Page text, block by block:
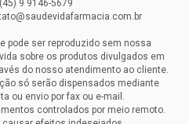
9 9146-5679
pode ser reproduzido sem nossa
sobre os produtos divulgados em
do nosso atendimento ao cliente.
só serão dispensados mediante
ou envio por fax ou e-mail.
controlados por meio remoto.